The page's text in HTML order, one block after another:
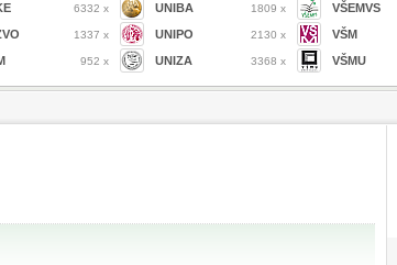
6332 x
1337 x
952 x
UNIBA 1809 x
UNIPO 2130 x
UNIZA 3368 x
VŠEMVS
VŠM
VŠMU